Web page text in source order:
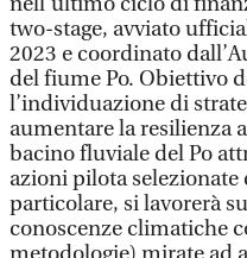
two-stage, avviato
2023 e coordinato
del fiume Po. Obiettivo
l’individuazione di
aumentare la resilienza
bacino fluviale del Po
azioni pilota
particolare, si lavorerà
conoscenze climatiche